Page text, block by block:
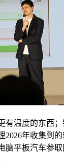
度的东西；
2026年收集到
脑平板汽车参